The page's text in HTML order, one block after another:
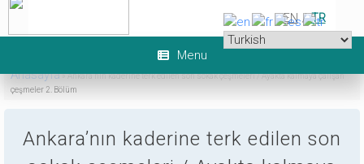
Skip
EN / TR
Menu
Anasayfa»Ankara’nın kaderine terk edilen son sokak çeşmeleri / Ayakta kalmaya çalışan
çeşmeler 2. Bölüm
Ankara’nın kaderine terk edilen son